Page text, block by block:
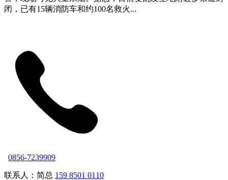
闭，已有15辆消防车和约100名救火...
0856-7239909
联系人：简总 159 8501 0110